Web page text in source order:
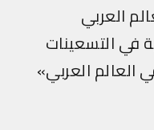
التسعينات
العربي»